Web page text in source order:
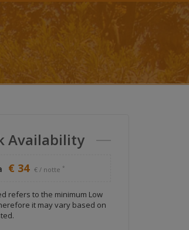
Availability
€ 34 € / notte *
refers to the minimum Low
it may vary based on